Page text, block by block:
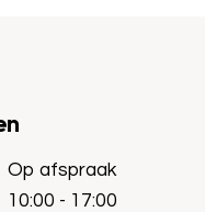
Op afspraak
10:00 - 17:00